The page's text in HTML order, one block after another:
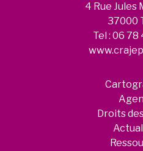
4 Rue Jules
37000
Tel : 06 78
Droits